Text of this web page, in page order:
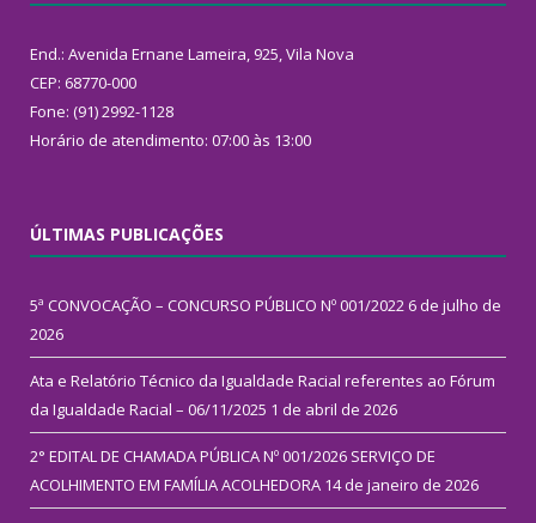
End.: Avenida Ernane Lameira, 925, Vila Nova
CEP: 68770-000
Fone: (91) 2992-1128
Horário de atendimento: 07:00 às 13:00
ÚLTIMAS PUBLICAÇÕES
5ª CONVOCAÇÃO – CONCURSO PÚBLICO Nº 001/2022 6 de julho de
2026
Ata e Relatório Técnico da Igualdade Racial referentes ao Fórum
da Igualdade Racial – 06/11/2025 1 de abril de 2026
2° EDITAL DE CHAMADA PÚBLICA Nº 001/2026 SERVIÇO DE
ACOLHIMENTO EM FAMÍLIA ACOLHEDORA 14 de janeiro de 2026